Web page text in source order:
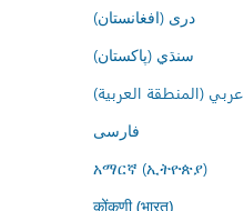
درى (افغانستان)
سنڌي (پاکستان)
عربي (المنطقة العربية)
فارسى
አማርኛ (ኢትዮጵያ)
कोंकणी (भारत)